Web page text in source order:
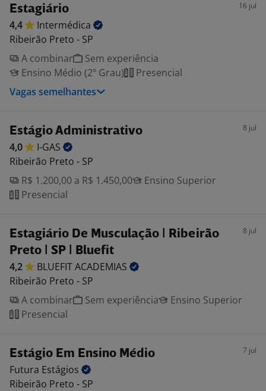
Estagiário 16 jul
4,4
Intermédica
Ribeirão Preto - SP
A combinar
Sem experiência
Ensino Médio (2º Grau)
Presencial
Vagas semelhantes
Estágio Administrativo 8 jul
4,0
I-GAS
Ribeirão Preto - SP
R$ 1.200,00 a R$ 1.450,00
Ensino Superior
Presencial
Estagiário De Musculação | Ribeirão
Preto | SP | Bluefit
8 jul
4,2 BLUEFITACADEMIAS
Ribeirão Preto - SP
A combinar
Sem experiência
Ensino Superior
Presencial
Estágio Em Ensino Médio 7 jul
Futura Estágios
Ribeirão Preto - SP